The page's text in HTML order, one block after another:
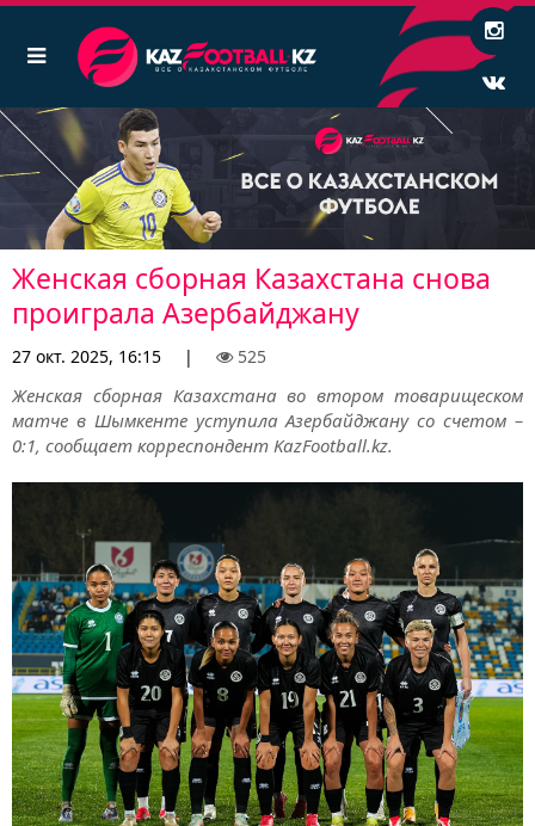
Женская сборная Казахстана снова
проиграла Азербайджану
27 окт. 2025, 16:15 | 525
Женская сборная Казахстана во втором товарищеском
матче в Шымкенте уступила Азербайджану со счетом –
0:1, сообщает корреспондент KazFootball.kz.